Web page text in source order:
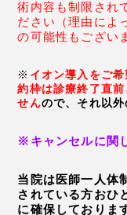
術内容も制限され
ださい（理由 によ
の可能性もござい
※ イオン導入をご
約枠は診療終了直
せんので、それ以外
※キャンセルに関
当院は医師一人体
されている方おひ
に確保しておりま